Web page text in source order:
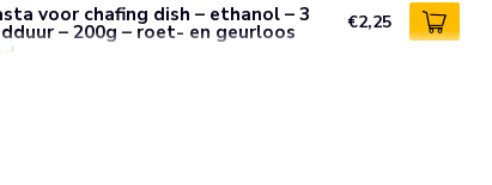
voor chafing dish – ethanol – 3
– 200g – roet- en geurloos €2,25